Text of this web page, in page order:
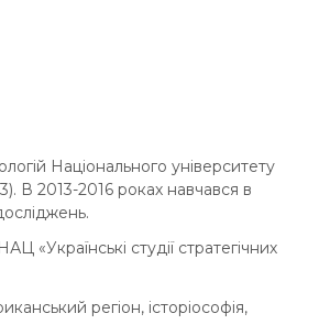
Національного університету
В 2013-2016 роках навчався в
студії стратегічних
регіон, історіософія,